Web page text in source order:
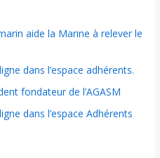
aide la Marine à relever le
dans l’espace adhérents.
fondateur de l’AGASM
dans l’espace Adhérents